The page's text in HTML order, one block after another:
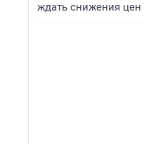
ждать снижения цен